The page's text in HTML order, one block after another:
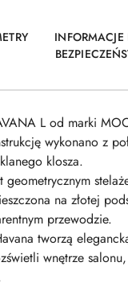
INFORMACJE
L od marki
wykonano z
klosza.
geometrycznym
na złotej
przewodzie.
tworzą
wnętrze